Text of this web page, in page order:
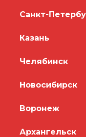
Санкт-
Казань
Челябинск
Новосибирск
Воронеж
Архангельск